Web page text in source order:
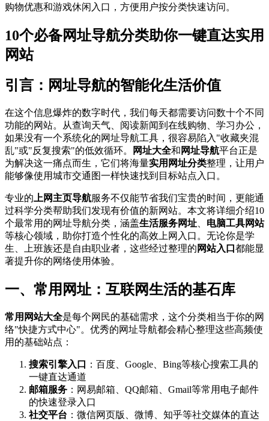
购物优惠和游戏休闲入口，方便用户按分类快速访问。
10个必备网址导航分类助你一键直达实用
网站
引言：网址导航的智能化生活价值
在这个信息爆炸的数字时代，我们每天都需要访问数十个不同
功能的网站。从查询天气、阅读新闻到在线购物、学习办公，
如果没有一个系统化的网址导航工具，很容易陷入"收藏夹混
乱"或"反复搜索"的低效循环。
网址大全和 网址导航平台正是
为解决这一痛点而生，它们将海量实用网址分类整理，让用户
能够像使用城市交通图一样快速找到目标站点入口。
专业的 上网主页导航服务不仅能节省我们宝贵的时间，更能通
过科学分类帮助我们发现有价值的新网站。本文将详细介绍10
个最常用的网址导航分类，涵盖生活服务网址
电脑工具网站
等核心领域，助你打造个性化的高效上网入口。无论你是学
生、上班族还是自由职业者，这些经过整理的 网站入口 都能显
著提升你的网络使用体验。
一、常用网址：互联网生活的基石库
常用网站大全是每个网民的基础需求，这个分类相当于你的网
络"快捷方式中心"。优秀的网址导航都会精心整理这些高频使
用的基础站点：
搜索引擎入口
：百度、Google、Bing等核心搜索工具的
一键直达通道
邮箱服务 ：网易邮箱、QQ邮箱、Gmail等常用电子邮件
的快速登录入口
社交平台 ：微信网页版、微博、知乎等社交媒体的直达